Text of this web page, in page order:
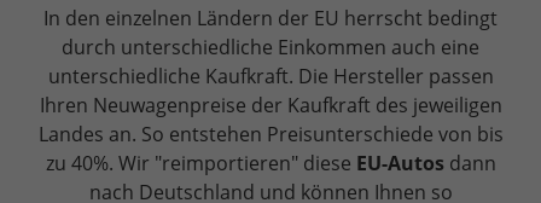
In den einzelnen Ländern der EU herrscht bedingt
durch unterschiedliche Einkommen auch eine
unterschiedliche Kaufkraft. Die Hersteller passen
Ihren Neuwagenpreise der Kaufkraft des jeweiligen
Landes an. So entstehen Preisunterschiede von bis
zu 40%. Wir "reimportieren" diese EU-Autos dann
nach Deutschland und können Ihnen so